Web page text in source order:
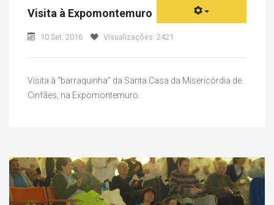
Visita à Expomontemuro
10 Set. 2016 Visualizações: 2421
Visita à “barraquinha” da Santa Casa da Misericórdia de
Cinfães, na Expomontemuro.